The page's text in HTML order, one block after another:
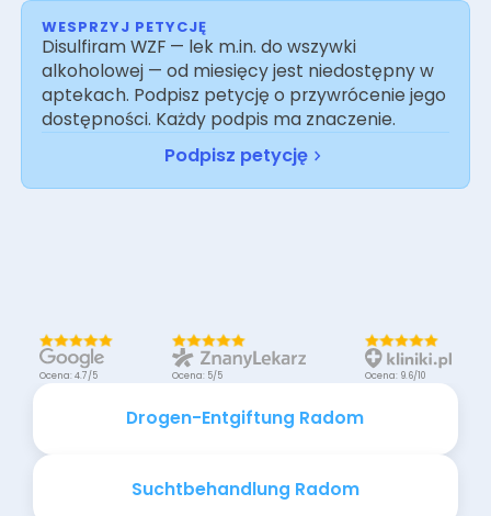
WESPRZYJ PETYCJĘ
Disulfiram WZF — lek m.in. do wszywki
alkoholowej — od miesięcy jest niedostępny w
aptekach. Podpisz petycję o przywrócenie jego
dostępności. Każdy podpis ma znaczenie.
Podpisz petycję
Drogen-Entgiftung Radom
Suchtbehandlung Radom
Ocena: 4.7/5 Ocena: 5/5 Ocena: 9.6/10